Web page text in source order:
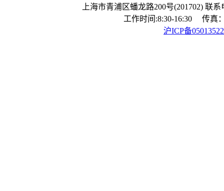
上海市青浦区蟠龙路200号(201702) 联系
工作时间:8:30-16:30 传真：
沪ICP备